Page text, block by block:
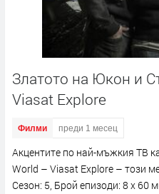
Златото на Юкон и
Viasat Explore
Филми преди 1 месец
Акцентите по най-мъжкия ТВ
World – Viasat Explore – този
Сезон: 5, Брой епизоди: 8 x 60